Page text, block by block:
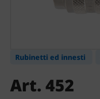
Rubinetti ed innesti
Art. 452